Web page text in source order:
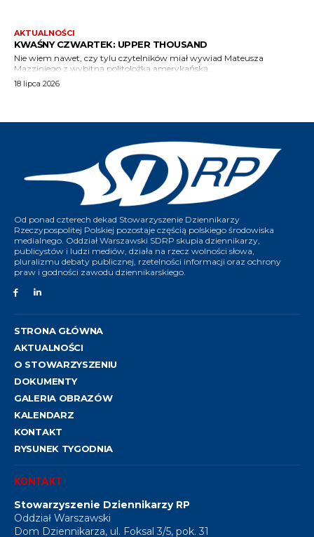
Od ponad czterech dekad Stowarzyszenie Dziennikarzy
Rzeczypospolitej Polskiej pozostaje częścią polskiego środowiska
medialnego. Oddział Warszawski SDRP skupia dziennikarzy,
publicystów i ludzi mediów, działa na rzecz wolności słowa,
pluralizmu debaty publicznej, rzetelności informacji oraz ochrony
praw i godności zawodu dziennikarskiego.
STRONA GŁÓWNA
AKTUALNOŚCI
O STOWARZYSZENIU
DOKUMENTY
GALERIA OBRAZÓW
KALENDARZ
KONTAKT
RYSUNEK TYGODNIA
KONTAKT
Stowarzyszenie Dziennikarzy RP
Oddział Warszawski
Dom Dziennikarza, ul. Foksal 3/5, pok. 31